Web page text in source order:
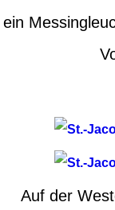
ein
Auf der